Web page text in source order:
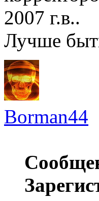
2007 г.в..
Лучше
Borman44